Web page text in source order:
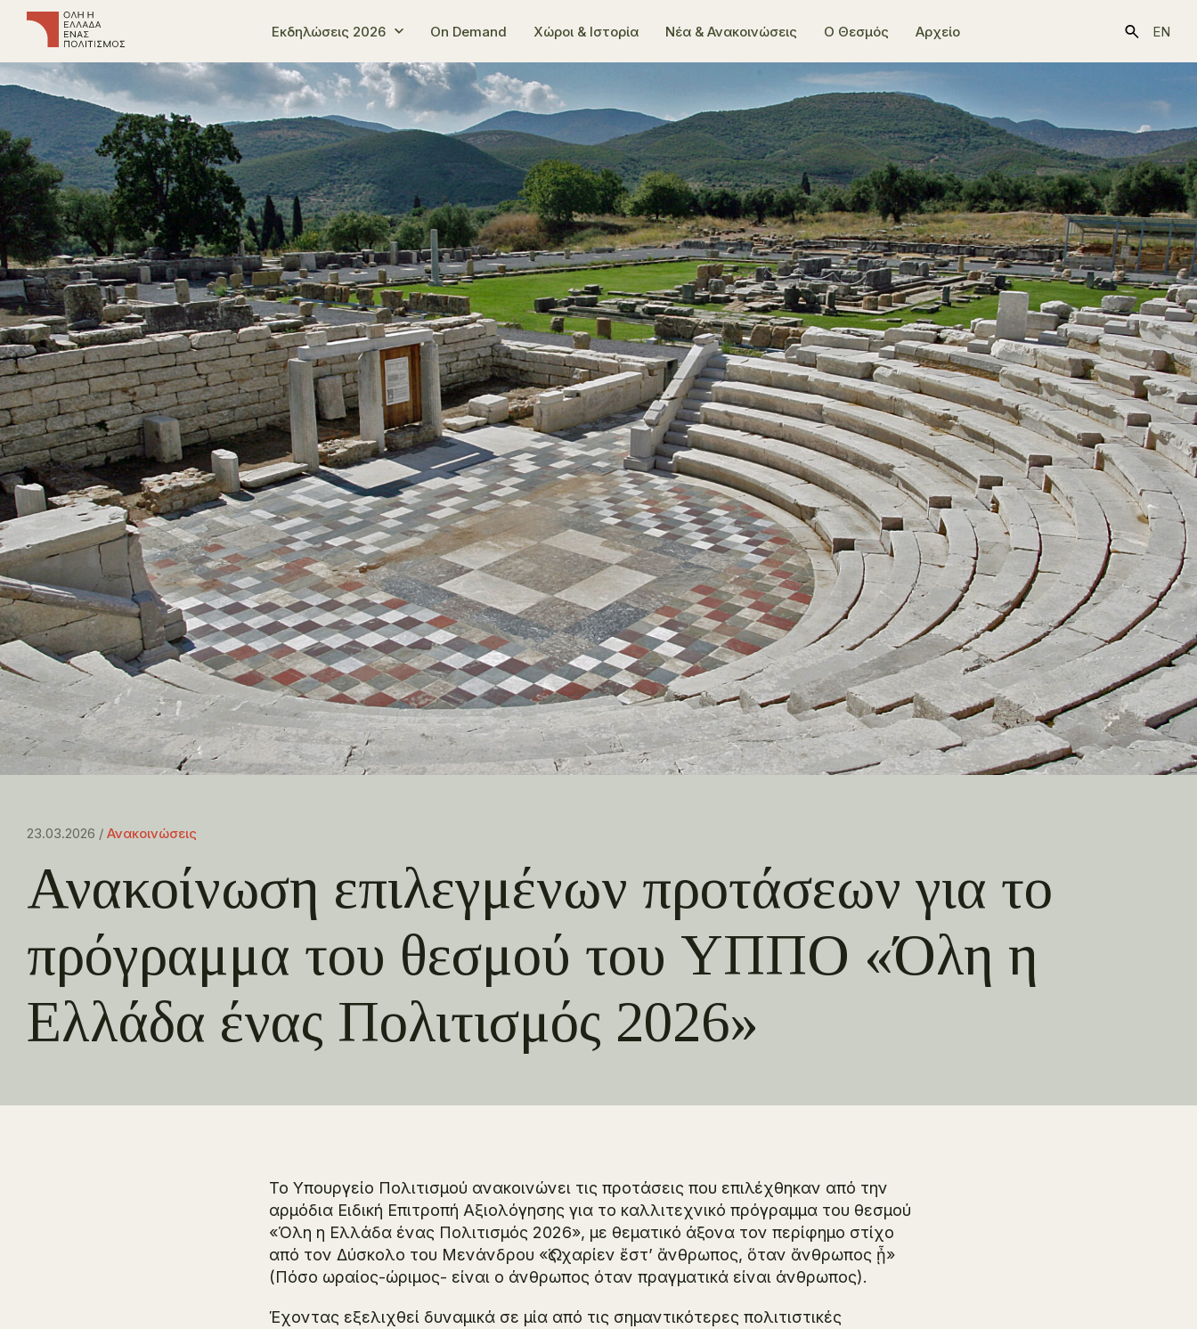
Εκδηλώσεις 2026 On Demand Χώροι & Ιστορία Νέα & Ανακοινώσεις Ο Θεσμός Αρχείο EN
23.03.2026 / Ανακοινώσεις
Ανακοίνωση επιλεγμένων προτάσεων για το
πρόγραμμα του θεσμού του ΥΠΠΟ «Όλη η
Ελλάδα ένας Πολιτισμός 2026»
Το Υπουργείο Πολιτισμού ανακοινώνει τις προτάσεις που επιλέχθηκαν από την
αρμόδια Ειδική Επιτροπή Αξιολόγησης για το καλλιτεχνικό πρόγραμμα του θεσμού
«Όλη η Ελλάδα ένας Πολιτισμός 2026», με θεματικό άξονα τον περίφημο στίχο
από τον Δύσκολο του Μενάνδρου «Ὡς χαρίεν ἔστ’ ἄνθρωπος, ὅταν ἄνθρωπος ᾖ»
(Πόσο ωραίος-ώριμος- είναι ο άνθρωπος όταν πραγματικά είναι άνθρωπος).
Έχοντας εξελιχθεί δυναμικά σε μία από τις σημαντικότερες πολιτιστικές